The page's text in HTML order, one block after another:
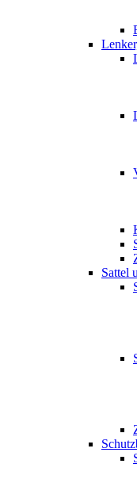
Sattel